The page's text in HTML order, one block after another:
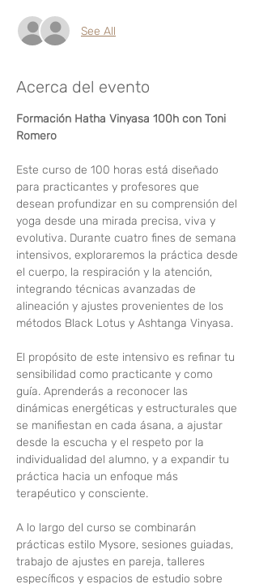
See All
Acerca del evento
Formación Hatha Vinyasa 100h con Toni
Romero
Este curso de 100 horas está diseñado
para practicantes y profesores que
desean profundizar en su comprensión del
yoga desde una mirada precisa, viva y
evolutiva. Durante cuatro fines de semana
intensivos, exploraremos la práctica desde
el cuerpo, la respiración y la atención,
integrando técnicas avanzadas de
alineación y ajustes provenientes de los
métodos Black Lotus y Ashtanga Vinyasa.
El propósito de este intensivo es refinar tu
sensibilidad como practicante y como
guía. Aprenderás a reconocer las
dinámicas energéticas y estructurales que
se manifiestan en cada ásana, a ajustar
desde la escucha y el respeto por la
individualidad del alumno, y a expandir tu
práctica hacia un enfoque más
terapéutico y consciente.
A lo largo del curso se combinarán
prácticas estilo Mysore, sesiones guiadas,
trabajo de ajustes en pareja, talleres
específicos y espacios de estudio sobre